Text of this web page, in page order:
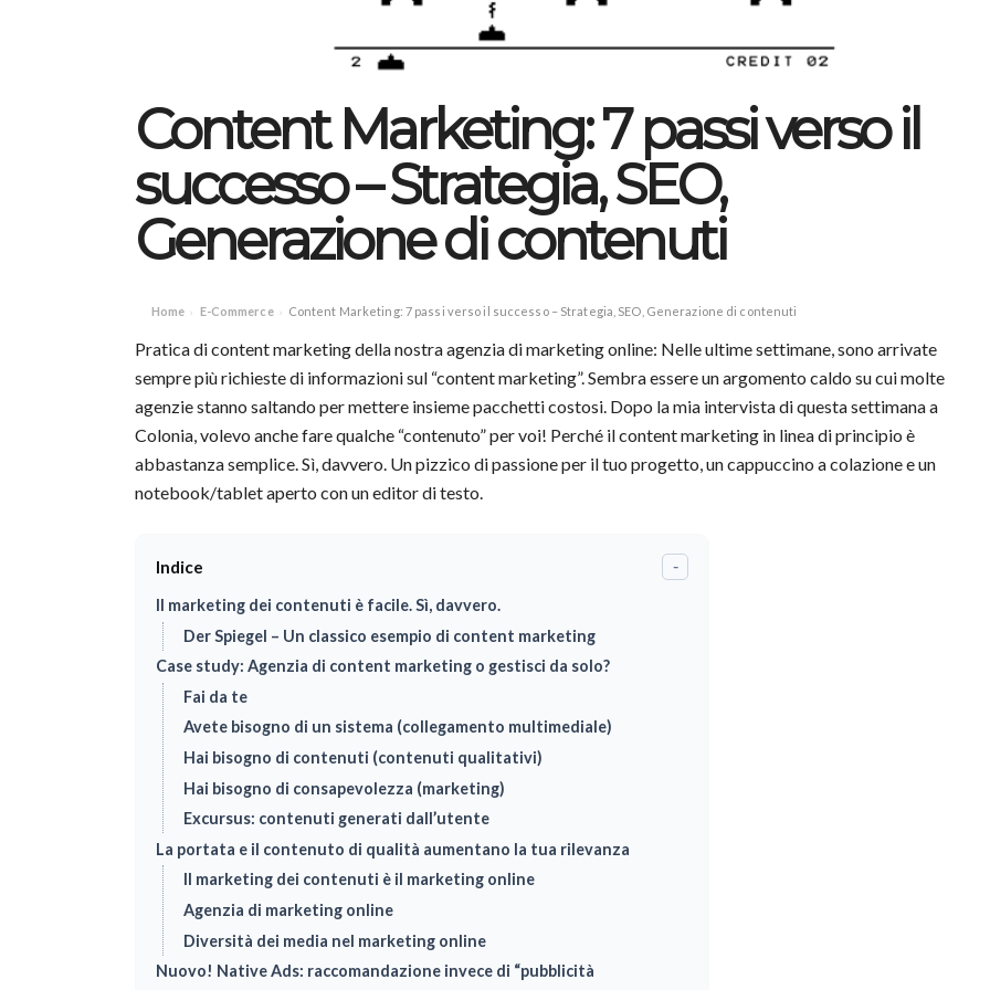
Content Marketing: 7 passi verso il
successo – Strategia, SEO,
Generazione di contenuti
Home › E-Commerce › Content Marketing: 7 passi verso il successo – Strategia, SEO, Generazione di contenuti
Pratica di content marketing della nostra agenzia di marketing online: Nelle ultime settimane, sono arrivate
sempre più richieste di informazioni sul “content marketing”. Sembra essere un argomento caldo su cui molte
agenzie stanno saltando per mettere insieme pacchetti costosi. Dopo la mia intervista di questa settimana a
Colonia, volevo anche fare qualche “contenuto” per voi! Perché il content marketing in linea di principio è
abbastanza semplice. Sì, davvero. Un pizzico di passione per il tuo progetto, un cappuccino a colazione e un
notebook/tablet aperto con un editor di testo.
Indice -
Il marketing dei contenuti è facile. Sì, davvero.
Der Spiegel – Un classico esempio di content marketing
Case study: Agenzia di content marketing o gestisci da solo?
Fai da te
Avete bisogno di un sistema (collegamento multimediale)
Hai bisogno di contenuti (contenuti qualitativi)
Hai bisogno di consapevolezza (marketing)
Excursus: contenuti generati dall’utente
La portata e il contenuto di qualità aumentano la tua rilevanza
Il marketing dei contenuti è il marketing online
Agenzia di marketing online
Diversità dei media nel marketing online
Nuovo! Native Ads: raccomandazione invece di “pubblicità